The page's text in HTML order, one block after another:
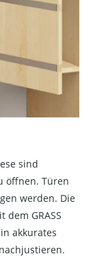
sind
öffnen. Türen
werden. Die
GRASS
akkurates